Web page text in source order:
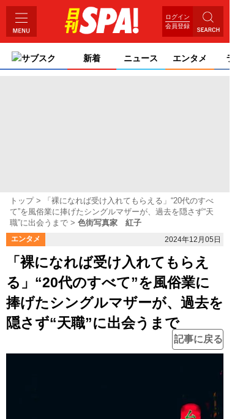
ログイン
会員登録
サブスク 新着 ニュース エンタメ
トップ
「裸になれば受け入れてもらえる」“20代のすべ
て”を風俗業に捧げたシングルマザーが、過去を隠さず“天
職”に出会うまで
色街写真家 紅子
エンタメ 2024年12月05日
「裸になれば受け入れてもらえ
る」“20代のすべて”を風俗業に
捧げたシングルマザーが、過去を
隠さず“天職”に出会うまで
記事に戻る